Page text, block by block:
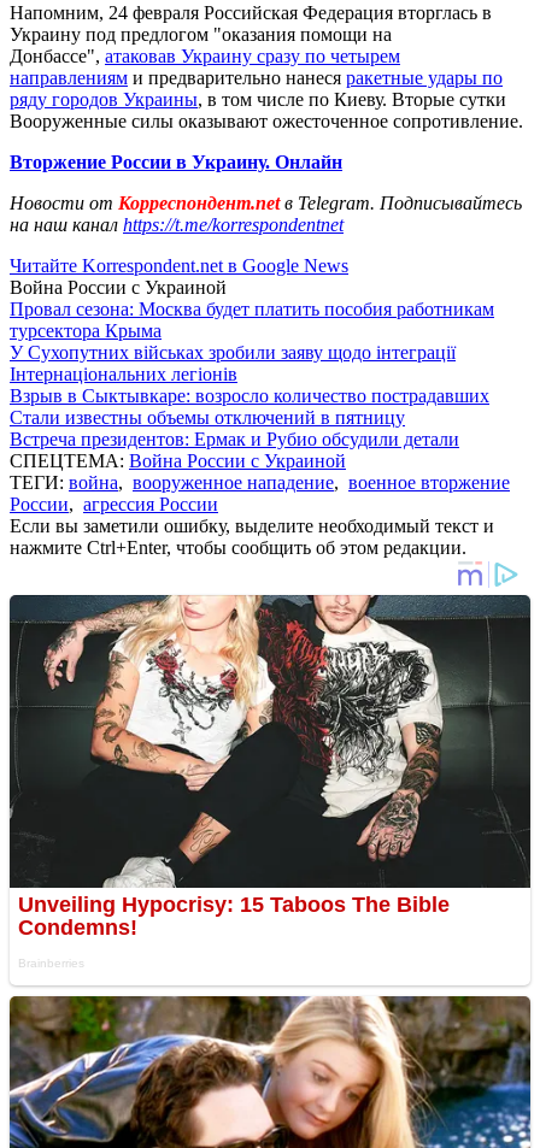
Напомним, 24 февраля Российская Федерация вторглась в
Украину под предлогом "оказания помощи на
Донбассе", атаковав Украину сразу по четырем
направлениям и предварительно нанеся ракетные удары по
ряду городов Украины, в том числе по Киеву. Вторые сутки
Вооруженные силы оказывают ожесточенное сопротивление.
Вторжение России в Украину. Онлайн
Новости от Корреспондент.netв Telegram. Подписывайтесь
на наш канал https://t.me/korrespondentnet
Читайте Korrespondent.net в Google News
Война России с Украиной
Провал сезона: Москва будет платить пособия работникам
турсектора Крыма
У Сухопутних військах зробили заяву щодо інтеграції
Інтернаціональних легіонів
Взрыв в Сыктывкаре: возросло количество пострадавших
Стали известны объемы отключений в пятницу
Встреча президентов: Ермак и Рубио обсудили детали
СПЕЦТЕМА: Война России с Украиной
ТЕГИ: война, вооруженное нападение, военное вторжение
России, агрессия России
Если вы заметили ошибку, выделите необходимый текст и
нажмите Ctrl+Enter, чтобы сообщить об этом редакции.